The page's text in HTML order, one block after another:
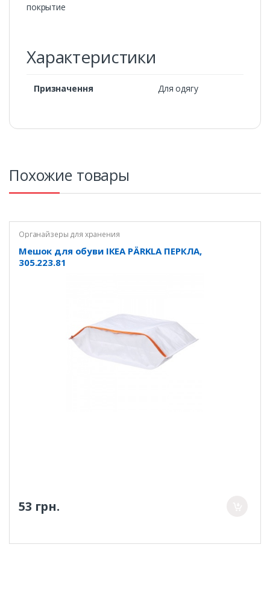
покрытие
Характеристики
Призначення Для одягу
Похожие товары
Органайзеры для хранения
Мешок для обуви ІКЕА PÄRKLA ПЕРКЛА,
305.223.81
53 грн.